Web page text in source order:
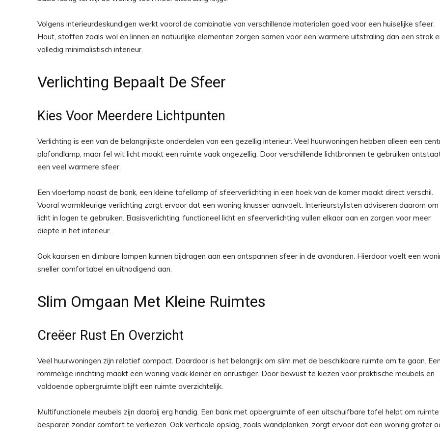
Volgens interieurdeskundigen werkt vooral de combinatie van verschillende materialen goed voor een huiselijke sfeer.
Hout, stoffen zoals wol en linnen en natuurlijke elementen zorgen samen voor een warmere uitstraling dan een strak
volledig minimalistisch interieur.
Verlichting Bepaalt De Sfeer
Kies Voor Meerdere Lichtpunten
Verlichting is een van de belangrijkste onderdelen van een gezellig interieur. Veel huurwoningen hebben alleen een
plafondlamp, maar fel wit licht maakt een ruimte vaak ongezellig. Door verschillende lichtbronnen te gebruiken
een veel warmere sfeer.
Een vloerlamp naast de bank, een kleine tafellamp of sfeerverlichting in een hoek van de kamer maakt direct verschil.
Vooral warmkleurige verlichting zorgt ervoor dat een woning knusser aanvoelt. Interieurstylisten adviseren daarom om
licht in lagen te gebruiken. Basisverlichting, functioneel licht en sfeerverlichting vullen elkaar aan en zorgen voor meer
diepte in het interieur.
Ook kaarsen en dimbare lampen kunnen bijdragen aan een ontspannen sfeer in de avonduren. Hierdoor voelt een
sneller comfortabel en uitnodigend aan.
Slim Omgaan Met Kleine Ruimtes
Creëer Rust En Overzicht
Veel huurwoningen zijn relatief compact. Daardoor is het belangrijk om slim met de beschikbare ruimte om te gaan. Een
rommelige inrichting maakt een woning vaak kleiner en onrustiger. Door bewust te kiezen voor praktische meubels en
voldoende opbergruimte blijft een ruimte overzichtelijk.
Multifunctionele meubels zijn daarbij erg handig. Een bank met opbergruimte of een uitschuifbare tafel helpt om
besparen zonder comfort te verliezen. Ook verticale opslag, zoals wandplanken, zorgt ervoor dat een woning groter